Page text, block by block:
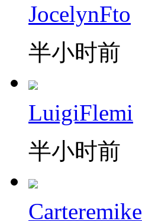
JocelynFto
半小时前
LuigiFlemi
半小时前
Carteremike